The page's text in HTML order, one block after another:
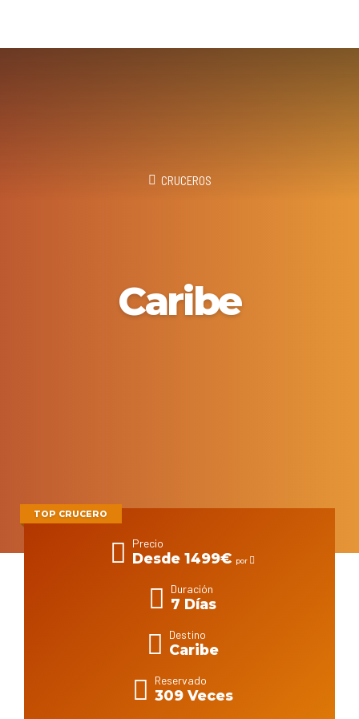
CRUCEROS
Caribe
TOP CRUCERO
Precio
Desde 1499€ por
Duración
7 Días
Destino
Caribe
Reservado
309 Veces